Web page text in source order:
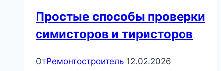
и
их
|
Простые способы проверки
симисторов и тиристоров
ОтРемонтостроитель 12.02.2026